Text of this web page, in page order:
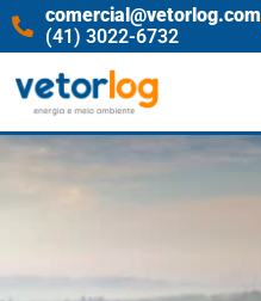
comercial@vetorlog.com
(41) 3022-6732